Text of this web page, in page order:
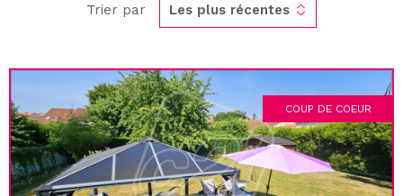
Trier par Les plus récentes
COUP DE COEUR
VOIR LE BIEN